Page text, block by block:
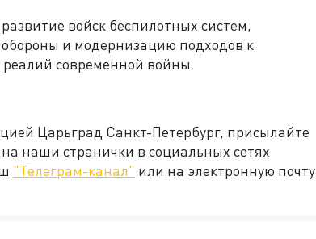
войск беспилотных систем,
и модернизацию подходов к
современной войны.
Царьград Санкт-Петербург, присылайте
наши странички в социальных сетях
"Телеграм-канал" или на электронную почту